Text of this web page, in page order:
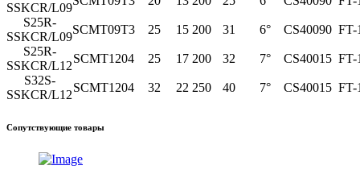
SSKCR/L09
S25R-
SSKCR/L09
SCMT09T3 25 15 200 31 6° CS40090 FT-
S25R-
SSKCR/L12
SCMT1204 25 17 200 32 7° CS40015 FT-
S32S-
SSKCR/L12
SCMT1204 32 22 250 40 7° CS40015 FT-
Сопутствующие товары